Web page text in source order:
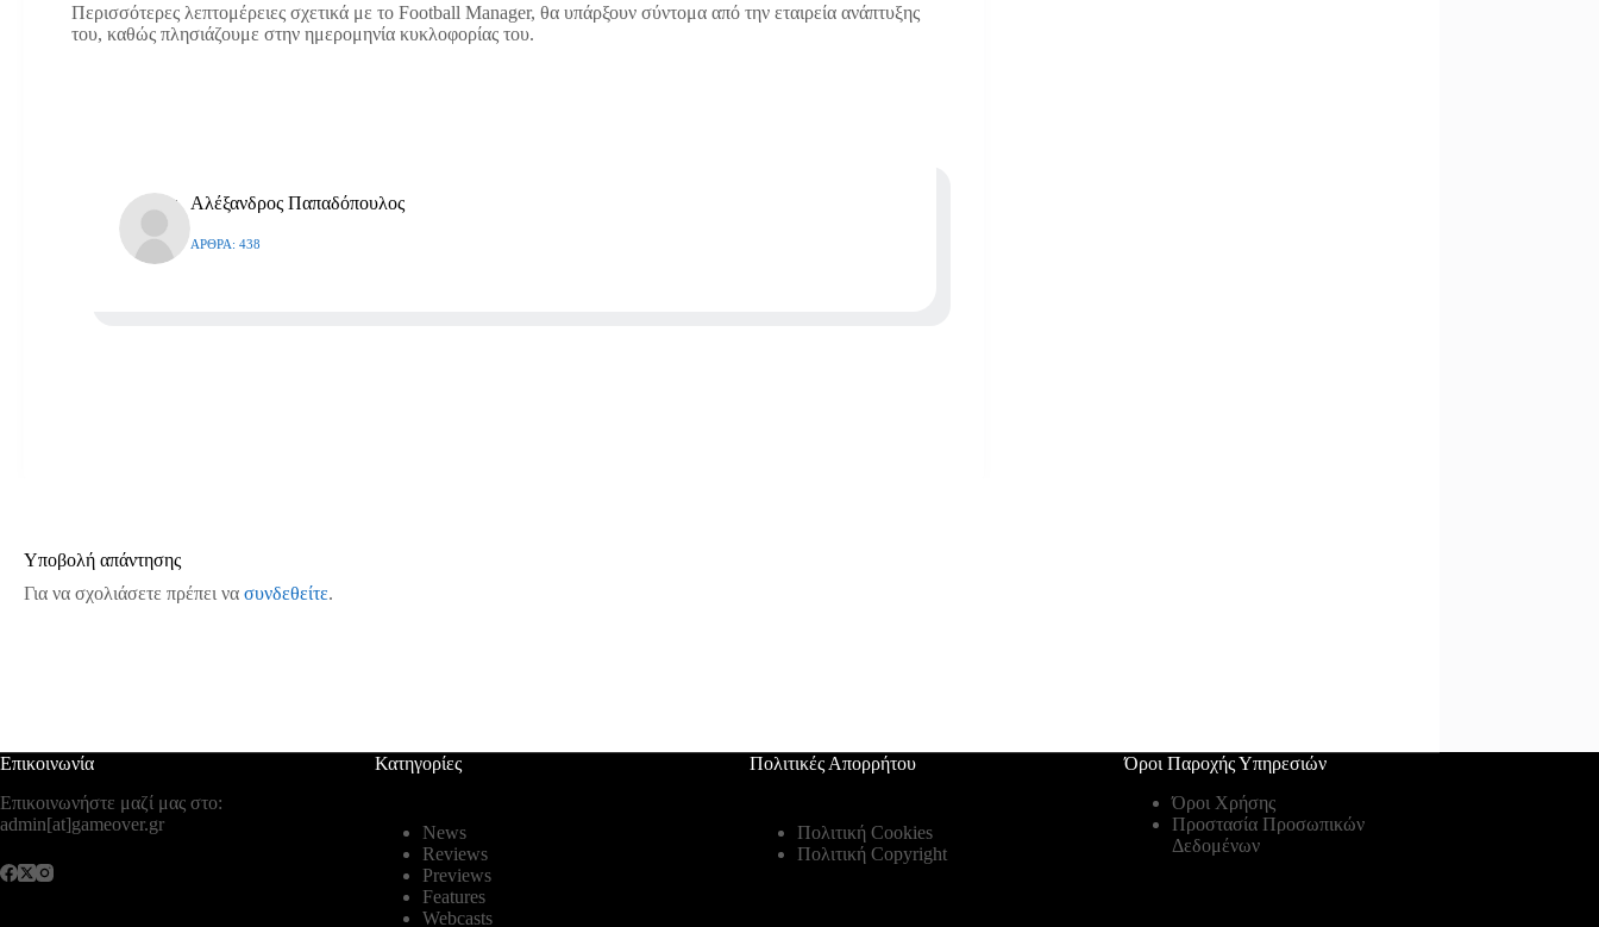
Περισσότερες λεπτομέρειες σχετικά με το Football Manager, θα υπάρξουν σύντομα από την εταιρεία ανάπτυξης
του, καθώς πλησιάζουμε στην ημερομηνία κυκλοφορίας του.
Αλέξανδρος Παπαδόπουλος
ΆΡΘΡΑ: 438
Υποβολή απάντησης
Για να σχολιάσετε πρέπει να συνδεθείτε.
Επικοινωνία
Επικοινωνήστε μαζί μας στο:
admin[at]gameover.gr
Κατηγορίες
News
Reviews
Previews
Features
Webcasts
Πολιτικές Απορρήτου
Πολιτική Cookies
Πολιτική Copyright
Όροι Παροχής Υπηρεσιών
Όροι Χρήσης
Προστασία Προσωπικών
Δεδομένων